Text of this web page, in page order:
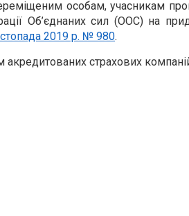
особам, учасникам
Об’єднаних сил (ООС) на
2019 р. № 980.
акредитованих страхових